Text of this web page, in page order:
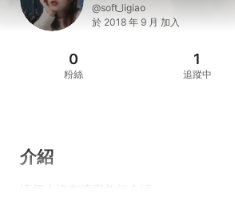
@soft_ligiao
於 2018 年 9 月 加入
0
粉絲
1
追蹤中
介紹